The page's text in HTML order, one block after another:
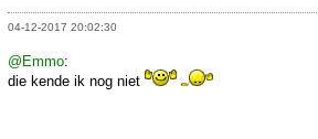
04-12-2017 20:02:30
@Emmo:
die kende ik nog niet